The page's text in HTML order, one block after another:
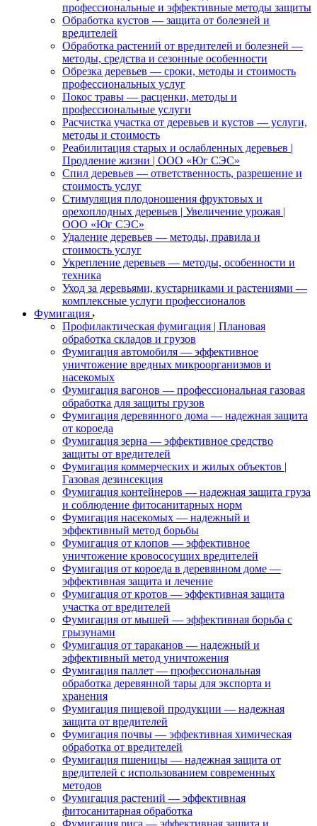
профессиональные и эффективные методы защиты
Обработка кустов — защита от болезней и
вредителей
Обработка растений от вредителей и болезней —
методы, средства и сезонные особенности
Обрезка деревьев — сроки, методы и стоимость
профессиональных услуг
Покос травы — расценки, методы и
профессиональные услуги
Расчистка участка от деревьев и кустов — услуги,
методы и стоимость
Реабилитация старых и ослабленных деревьев |
Продление жизни | ООО «Юг СЭС»
Спил деревьев — ответственность, разрешение и
стоимость услуг
Стимуляция плодоношения фруктовых и
орехоплодных деревьев | Увеличение урожая |
ООО «Юг СЭС»
Удаление деревьев — методы, правила и
стоимость услуг
Укрепление деревьев — методы, особенности и
техника
Уход за деревьями, кустарниками и растениями —
комплексные услуги профессионалов
Фумигация
Профилактическая фумигация | Плановая
обработка складов и грузов
Фумигация автомобиля — эффективное
уничтожение вредных микроорганизмов и
насекомых
Фумигация вагонов — профессиональная газовая
обработка для защиты грузов
Фумигация деревянного дома — надежная защита
от короеда
Фумигация зерна — эффективное средство
защиты от вредителей
Фумигация коммерческих и жилых объектов |
Газовая дезинсекция
Фумигация контейнеров — надежная защита груза
и соблюдение фитосанитарных норм
Фумигация насекомых — надежный и
эффективный метод борьбы
Фумигация от клопов — эффективное
уничтожение кровососущих вредителей
Фумигация от короеда в деревянном доме —
эффективная защита и лечение
Фумигация от кротов — эффективная защита
участка от вредителей
Фумигация от мышей — эффективная борьба с
грызунами
Фумигация от тараканов — надежный и
эффективный метод уничтожения
Фумигация паллет — профессиональная
обработка деревянной тары для экспорта и
хранения
Фумигация пищевой продукции — надежная
защита от вредителей
Фумигация почвы — эффективная химическая
обработка от вредителей
Фумигация пшеницы — надежная защита от
вредителей с использованием современных
методов
Фумигация растений — эффективная
фитосанитарная обработка
Фумигация риса — эффективная защита и